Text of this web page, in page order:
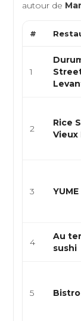
autour de
#
1
2
Rice
Vieux
3
4
Au
sushi
5